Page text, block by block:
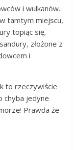
i wulkanów.
tamtym miejscu,
topiąc się,
złożone z
i
to rzeczywiście
chyba jedyne
Prawda że